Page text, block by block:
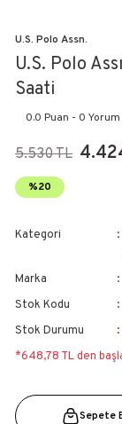
U.S. Polo Assn.
U.S. Polo
Saati
0.0 Puan - 0 Yorum
5.530 TL
%20
Kategori
Marka
Stok Kodu
Stok Durumu
*648,78 TL den
Sepete